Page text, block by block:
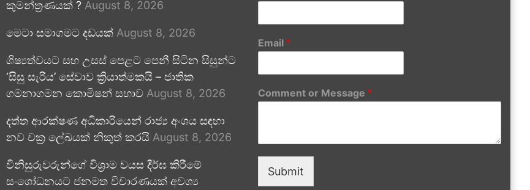
කුමන්ත්‍රණයක් ? August 8, 2026
මෙටා සමාගමට දඩයක් August 8, 2026
ශිෂ්‍යත්වයට සහ උසස් පෙළට පෙනී සිටින සිසුන්ට
‘සිසු සැරිය’ සේවාව ක්‍රියාත්මකයි – ජාතික
ගමනාගමන කොමිෂන් සභාව August 8, 2026
දත්ත ආරක්ෂණ අධිකාරියෙන් රාජ්‍ය අංශය සඳහා
නව චක්‍ර ලේඛයක් නිකුත් කරයි August 8, 2026
විනිසුරුවරුන්ගේ විශ්‍රාම වයස දීර්ඝ කිරීමේ
සංශෝධනයට ජනමත විචාරණයක් අවශ්‍ය
Email *
Comment or Message *
Submit